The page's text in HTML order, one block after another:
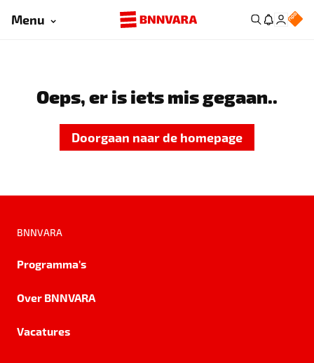
Menu
Oeps, er is iets mis gegaan..
Doorgaan naar de homepage
BNNVARA
Programma's
Over BNNVARA
Vacatures